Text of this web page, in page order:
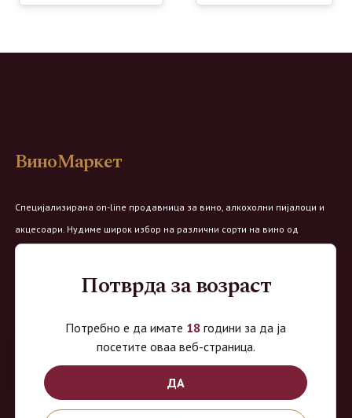
ВиноМаркет
Специјализирана on-line продавница за вино, алкохолни пијалоци и
акцесоари. Нудиме широк избор на различни сорти на вино од
домашните винарии, со избор на преку 8 винарии и 150 различни
Продавница на Вино Маркет:
Потврда за возраст
Потребно е да имате 18 години за да ја
посетите оваа веб-страница.
ДА